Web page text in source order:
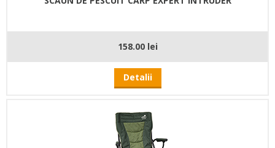
158.00 lei
Detalii